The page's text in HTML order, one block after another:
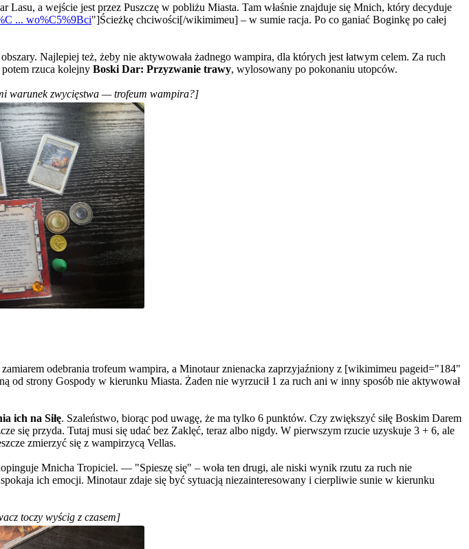
a wejście jest przez Puszczę w pobliżu Miasta. Tam właśnie znajduje się Mnich, który decyduje
... wo%C5%9Bci"]Ścieżkę chciwości[/wikimimeu] – w sumie racja. Po co ganiać Boginkę po całej
Najlepiej też, żeby nie aktywowała żadnego wampira, dla których jest łatwym celem. Za ruch
rzuca kolejny Boski Dar: Przyzwanie trawy, wylosowany po pokonaniu utopców.
warunek zwycięstwa — trofeum wampira?]
odebrania trofeum wampira, a Minotaur znienacka zaprzyjaźniony z [wikimimeu pageid="184"
od strony Gospody w kierunku Miasta. Żaden nie wyrzucił 1 za ruch ani w inny sposób nie aktywował
ich na Siłę. Szaleństwo, biorąc pod uwagę, że ma tylko 6 punktów. Czy zwiększyć siłę Boskim Darem
się przyda. Tutaj musi się udać bez Zaklęć, teraz albo nigdy. W pierwszym rzucie uzyskuje 3 + 6, ale
zmierzyć się z wampirzycą Vellas.
Mnicha Tropiciel. — "Spieszę się" – woła ten drugi, ale niski wynik rzutu za ruch nie
ich emocji. Minotaur zdaje się być sytuacją niezainteresowany i cierpliwie sunie w kierunku
toczy wyścig z czasem]